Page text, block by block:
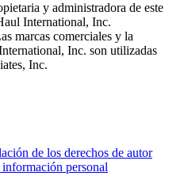
y administradora de este
International, Inc.
marcas comerciales y la
Inc. son utilizadas
Inc.
de los derechos de autor
personal